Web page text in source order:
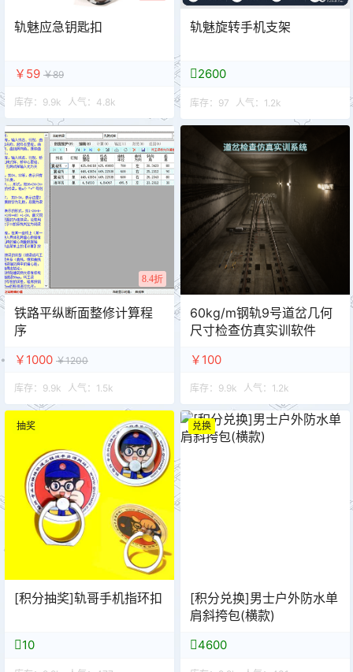
轨魅应急钥匙扣
￥59 ￥89
库存： 9.9k 人气： 4.8k
轨魅旋转手机支架
2600
库存： 97 人气： 1.2k
8.4折
铁路平纵断面整修计算程
序
￥1000 ￥1200
库存： 9.9k 人气： 1.5k
60kg/m钢轨9号道岔几何
尺寸检查仿真实训软件
￥100
库存： 9.9k 人气： 1.2k
抽奖
[积分抽奖]轨哥手机指环扣
10
兑换
[积分兑换]男士户外防水单
肩斜挎包(横款)
4600